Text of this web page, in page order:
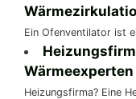
Ein Ofenventilator ist
Heizungsfirma? Eine